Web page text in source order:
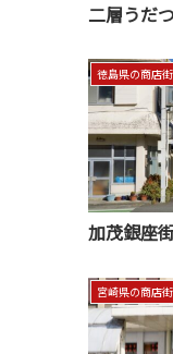
二層うだ
徳島県の商店街
加茂銀座
宮崎県の商店街